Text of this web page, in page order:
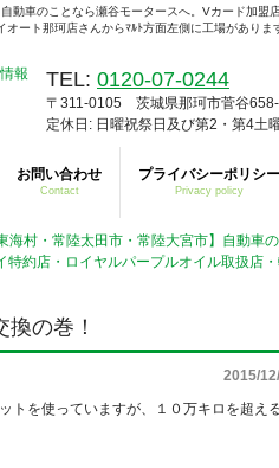
動車のことなら瀬谷モータースへ。Vカード加盟
ート那珂店さんからﾏﾙﾄ方面左側に工場がありま
TEL: 0120-07-0244
〒311-0105 茨城県那珂市菅谷
定休日: 日曜祝祭日及び第2・第4土
お問い合わせ
Contact
プライバシーポリシー
Privacy policy
村・常陸太田市・常陸大宮市】自動車
約店・ロイヤルパープルオイル取扱店
の巻！
2015/
トを使っていますが、１０万キロを超え